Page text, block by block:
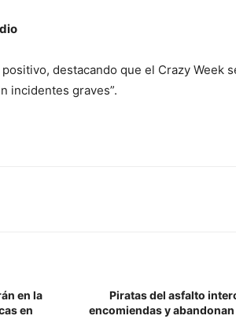
destacando que el Crazy Week
incidentes graves”.
en la
en
Piratas del asfalto
encomiendas y